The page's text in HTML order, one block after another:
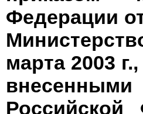
Федерации
марта 2003